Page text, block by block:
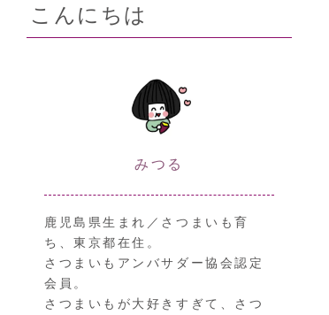
こんにちは
みつる
鹿児島県生まれ／さつまいも育
ち、東京都在住。
さつまいもアンバサダー協会認定
会員。
さつまいもが大好きすぎて、さつ